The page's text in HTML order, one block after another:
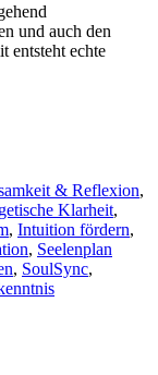
und auch den
entsteht echte
& Reflexion,
Klarheit,
, Intuition fördern,
, Seelenplan
, SoulSync,